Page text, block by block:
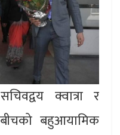
क्वात्रा र
बहुआयामिक